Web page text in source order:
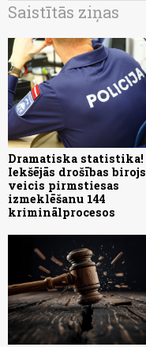
Saistītās ziņas
Dramatiska statistika!
Iekšējās drošības birojs
veicis pirmstiesas
izmeklēšanu 144
kriminālprocesos